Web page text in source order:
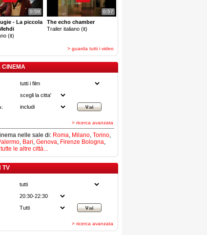
0:59
- La piccola
(it)
0:57
The echo chamber
Trailer italiano (it)
> guarda tutti i video
CINEMA
> ricerca avanzata
nelle sale di: Roma, Milano, Torino,
, Bari, Genova, Firenze Bologna,
tutte le altre città...
TV
> ricerca avanzata